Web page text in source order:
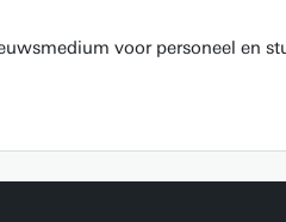
voor personeel en